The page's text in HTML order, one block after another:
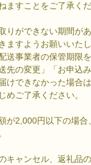
ますことをご了承くだ
りができない期間が
ますようお願いいたし
送事業者の保管期限
先の変更」「お申込
けできなかった場合
めご了承ください。
が2,000円以下の場合
キャンセル、返礼品